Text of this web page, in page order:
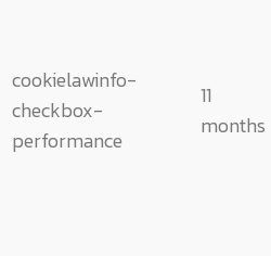
cookielawinfo-
checkbox-
performance
11
months